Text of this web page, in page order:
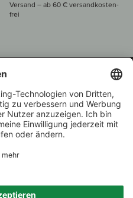
Versand – ab 60 € versand­kosten­
frei
Beratung unter
+49 421 696 797-0
Weinhändler
des Jahres 2022